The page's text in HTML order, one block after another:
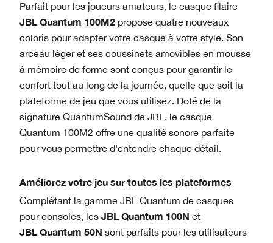
Parfait pour les joueurs amateurs, le casque filaire
JBL Quantum 100M2 propose quatre nouveaux
coloris pour adapter votre casque à votre style. Son
arceau léger et ses coussinets amovibles en mousse
à mémoire de forme sont conçus pour garantir le
confort tout au long de la journée, quelle que soit la
plateforme de jeu que vous utilisez. Doté de la
signature QuantumSound de JBL, le casque
Quantum 100M2 offre une qualité sonore parfaite
pour vous permettre d'entendre chaque détail.
Améliorez votre jeu sur toutes les plateformes
Complétant la gamme JBL Quantum de casques
pour consoles, les JBL Quantum 100N et
JBL Quantum 50N sont parfaits pour les utilisateurs